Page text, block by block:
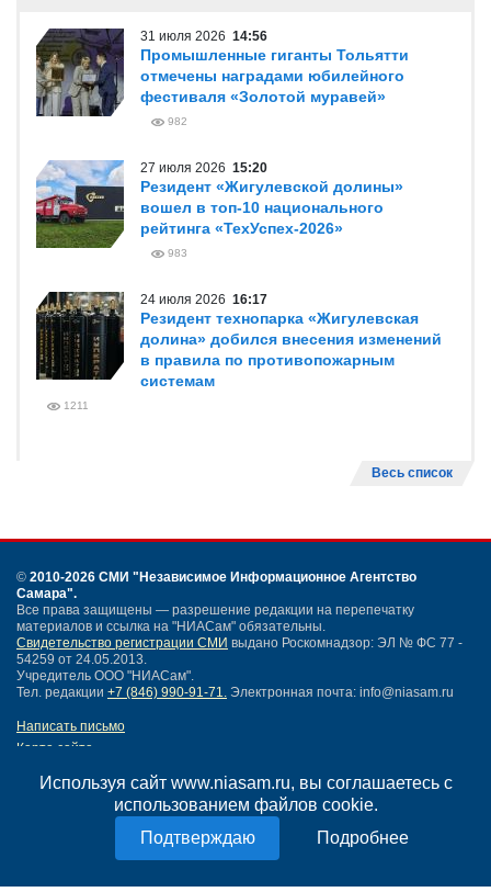
Используя сайт www.niasam.ru, вы соглашаетесь с
использованием файлов cookie.
Подробнее
31 июля 2026 14:56
Промышленные гиганты Тольятти
отмечены наградами юбилейного
фестиваля «Золотой муравей»
982
27 июля 2026 15:20
Резидент «Жигулевской долины»
вошел в топ-10 национального
рейтинга «ТехУспех-2026»
983
24 июля 2026 16:17
Резидент технопарка «Жигулевская
долина» добился внесения изменений
в правила по противопожарным
системам
1211
Весь список
© 2010-2026 СМИ "Независимое Информационное Агентство
Самара".
Все права защищены — разрешение редакции на перепечатку
материалов и ссылка на "НИАСам" обязательны.
Свидетельство регистрации СМИ выдано Роскомнадзор: ЭЛ № ФС 77 -
54259 от 24.05.2013.
Учредитель ООО "НИАСам".
Тел. редакции +7 (846) 990-91-71. Электронная почта: info@niasam.ru
Написать письмо
Карта сайта
Политика конфиденциальности
Согласие на обработку персональных данных